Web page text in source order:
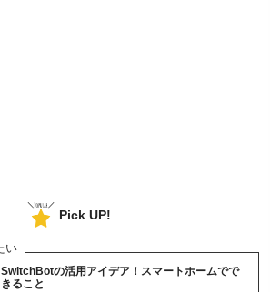
Pick UP!
SwitchBotの活用アイデア！スマートホームでで
きること